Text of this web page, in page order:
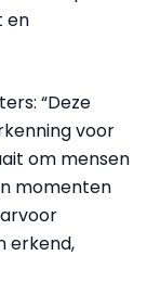
en
“Deze
voor
om mensen
momenten
erkend,